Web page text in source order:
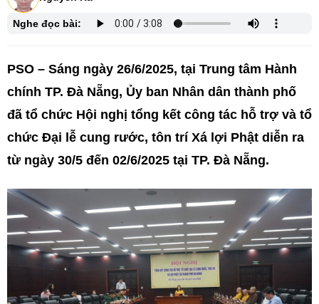
Nghe đọc bài:
PSO – Sáng ngày 26/6/2025, tại Trung tâm Hành
chính TP. Đà Nẵng, Ủy ban Nhân dân thành phố
đã tổ chức Hội nghị tổng kết công tác hỗ trợ và tổ
chức Đại lễ cung rước, tôn trí Xá lợi Phật diễn ra
từ ngày 30/5 đến 02/6/2025 tại TP. Đà Nẵng.